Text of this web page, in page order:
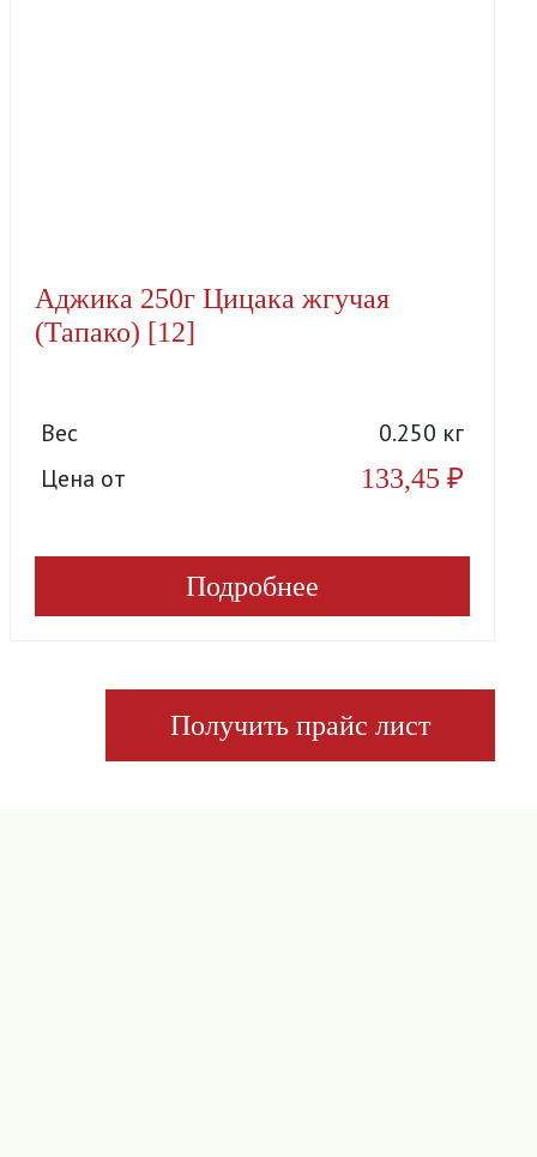
Аджика 250г Цицака жгучая
(Тапако) [12]
Вес
0.250 кг
Цена от
133,45 ₽
Подробнее
Получить прайс лист